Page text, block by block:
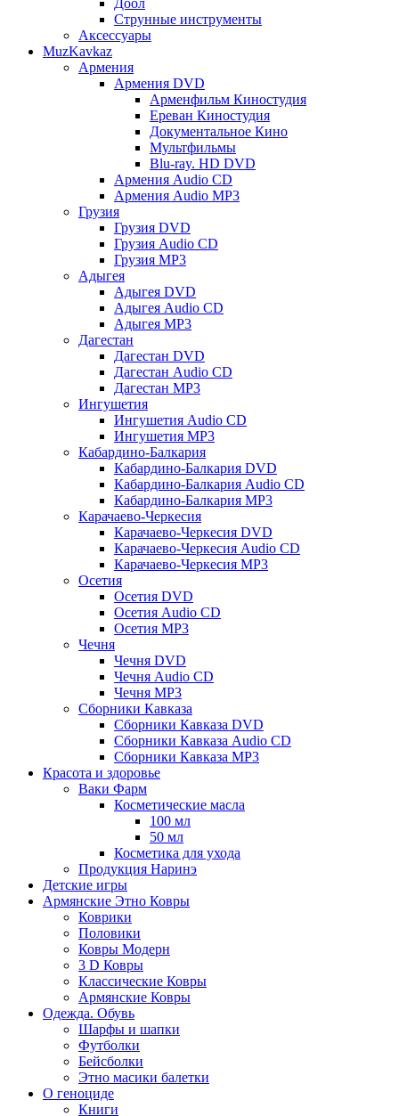
Доол
Струнные инструменты
Аксессуары
MuzKavkaz
Армения
Армения DVD
Арменфильм Киностудия
Ереван Киностудия
Документальное Кино
Мультфильмы
Blu-ray. HD DVD
Армения Audio CD
Армения Audio MP3
Грузия
Грузия DVD
Грузия Audio CD
Грузия MP3
Адыгея
Адыгея DVD
Адыгея Audio CD
Адыгея MP3
Дагестан
Дагестан DVD
Дагестан Audio CD
Дагестан MP3
Ингушетия
Ингушетия Audio CD
Ингушетия MP3
Кабардино-Балкария
Кабардино-Балкария DVD
Кабардино-Балкария Audio CD
Кабардино-Балкария MP3
Карачаево-Черкесия
Карачаево-Черкесия DVD
Карачаево-Черкесия Audio CD
Карачаево-Черкесия MP3
Осетия
Осетия DVD
Осетия Audio CD
Осетия MP3
Чечня
Чечня DVD
Чечня Audio CD
Чечня MP3
Сборники Кавказа
Сборники Кавказа DVD
Сборники Кавказа Audio CD
Сборники Кавказа MP3
Красота и здоровье
Ваки Фарм
Косметические масла
100 мл
50 мл
Косметика для ухода
Продукция Наринэ
Детские игры
Армянские Этно Ковры
Коврики
Половики
Ковры Модерн
3 D Ковры
Классические Ковры
Армянские Ковры
Одежда. Обувь
Шарфы и шапки
Футболки
Бейсболки
Этно масики балетки
О геноциде
Книги